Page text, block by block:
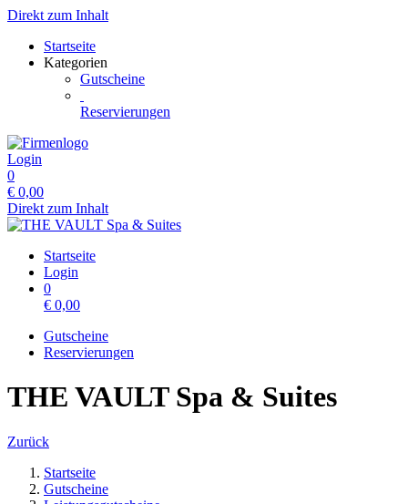
Direkt zum Inhalt
Startseite
Kategorien
Gutscheine
Reservierungen
Login
0
€ 0,00
Direkt zum Inhalt
Startseite
Login
0
€ 0,00
Gutscheine
Reservierungen
THE VAULT Spa & Suites
Zurück
Startseite
Gutscheine